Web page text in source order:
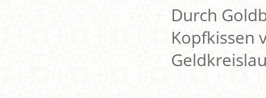
Durch
Kopfkissen